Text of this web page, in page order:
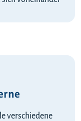
verschiedene